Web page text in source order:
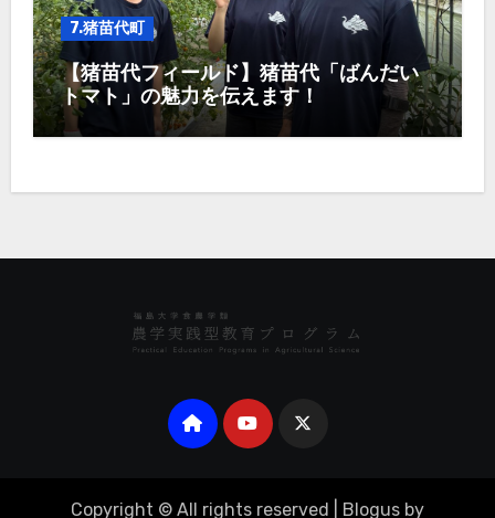
7.猪苗代町
【猪苗代フィールド】猪苗代「ばんだい
トマト」の魅力を伝えます！
Copyright © All rights reserved Blogus by